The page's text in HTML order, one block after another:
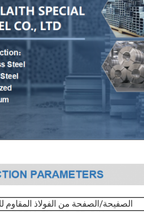
الصفيحة/الصفحة من الفولاذ المقاوم